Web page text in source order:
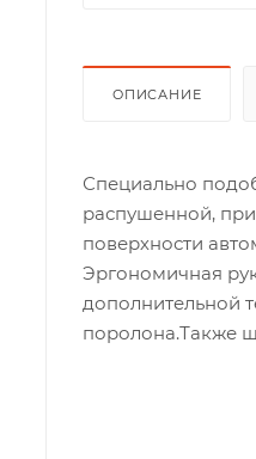
ОПИСАНИЕ
Специально
распушенной,
поверхности
Эргономичная
дополнительной
поролона.Также